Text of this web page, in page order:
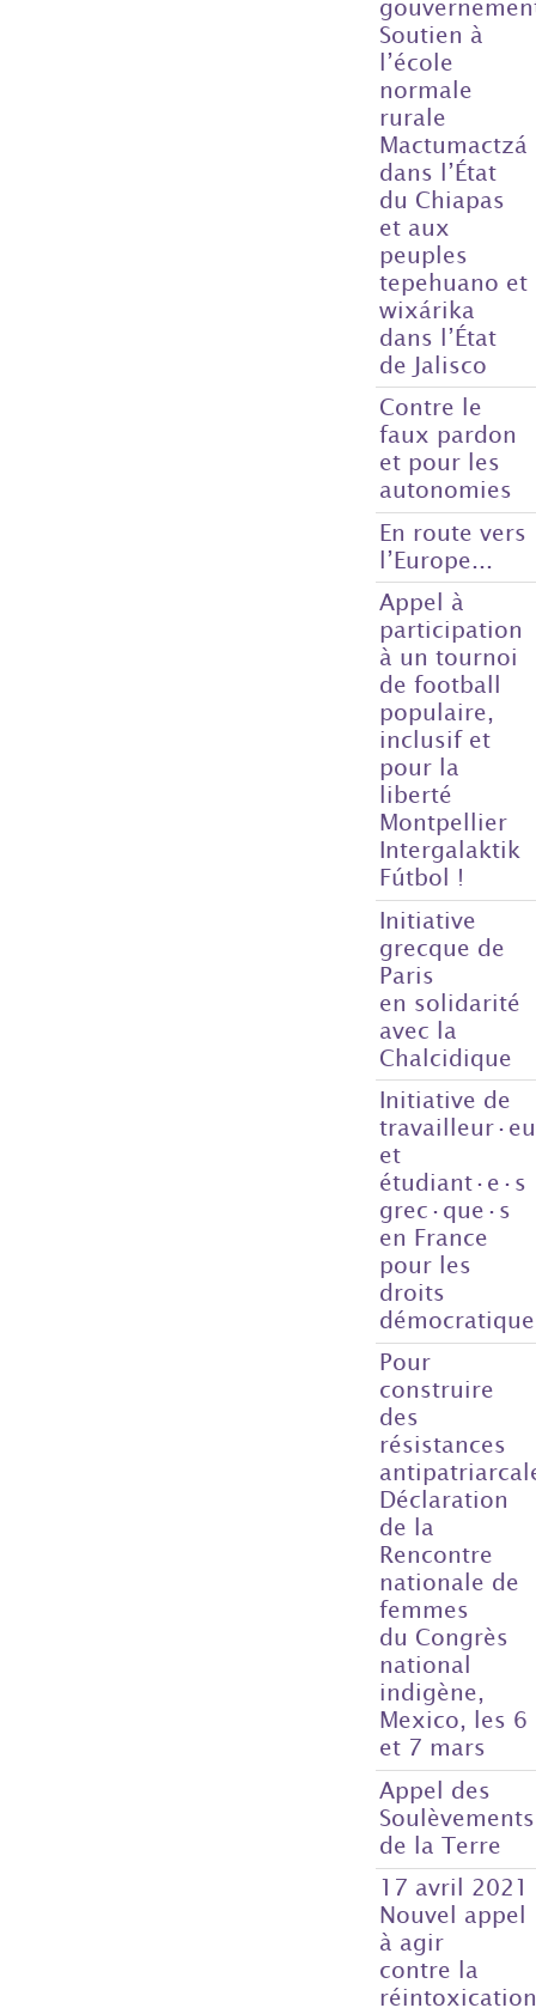
Soutien à
l’école
normale
rurale
Mactumactzá
dans l’État
du Chiapas
et aux
peuples
tepehuano et
wixárika
dans l’État
de Jalisco
Contre le
faux pardon
et pour les
autonomies
En route vers
l’Europe...
Appel à
participation
à un tournoi
de football
populaire,
inclusif et
pour la
liberté
Montpellier
Intergalaktik
Fútbol !
Initiative
grecque de
Paris
en solidarité
avec la
Chalcidique
Initiative de
et
étudiant·e·s
grec·que·s
en France
pour les
droits
Pour
construire
des
résistances
Déclaration
de la
Rencontre
nationale de
femmes
du Congrès
national
indigène,
Mexico, les 6
et 7 mars
Appel des
Soulèvements
de la Terre
17 avril 2021
Nouvel appel
à agir
contre la